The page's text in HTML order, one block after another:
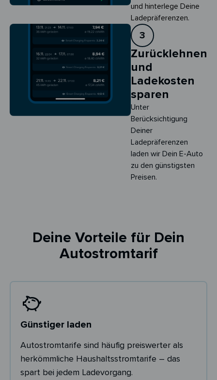
und hinterlege Deine
Ladepräferenzen.
3
Zurücklehnen
und
Ladekosten
sparen
Unter
Berücksichtigung
Deiner
Ladepräferenzen
laden wir Dein E-Auto
zu den günstigsten
Preisen.
Deine Vorteile für Dein
Autostromtarif
Günstiger laden
Autostromtarife sind häufig preiswerter als
herkömmliche Haushaltsstromtarife – das
spart bei jedem Ladevorgang.